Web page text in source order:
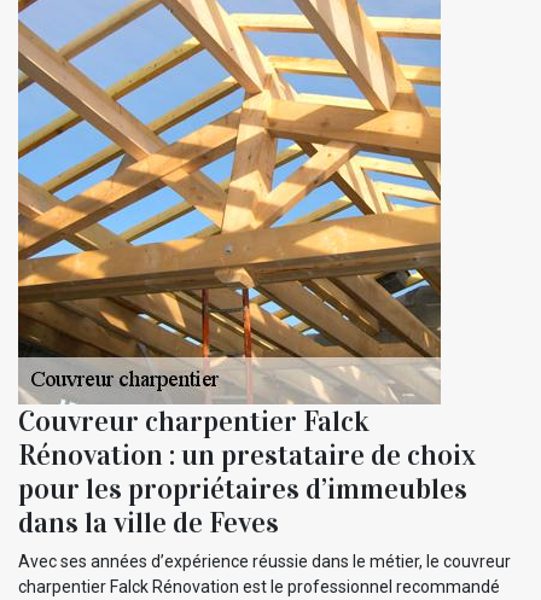
Couvreur charpentier Falck
Rénovation : un prestataire de choix
pour les propriétaires d’immeubles
dans la ville de Feves
Avec ses années d’expérience réussie dans le métier, le couvreur
charpentier Falck Rénovation est le professionnel recommandé